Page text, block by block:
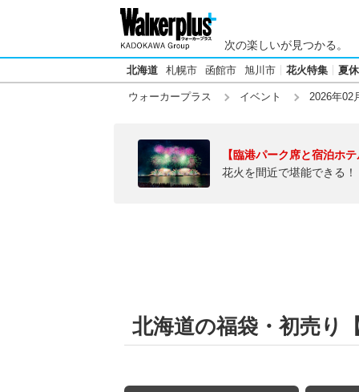
次の楽しいが見つかる。
北海道 札幌市 函館市 旭川市 花火特集 夏
ウォーカープラス イベント 2026年02
【臨港パーク席と宿泊ホ
花火を間近で堪能できる
北海道の福袋・初売り